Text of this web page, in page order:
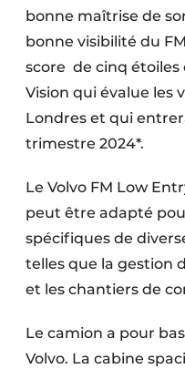
bonne maîtrise de
bonne visibilité du
score de cinq étoiles
Vision qui évalue les
Londres et qui
trimestre 2024*.
Le Volvo FM Low
peut être adapté
spécifiques de
telles que la gestion
et les chantiers de
Le camion a pour
Volvo. La cabine